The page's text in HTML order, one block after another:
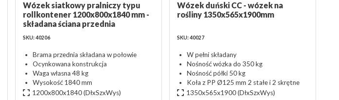
Wózek siatkowy pralniczy typu
rollkontener 1200x800x1840 mm -
składana ściana przednia
SKU: 40206
Brama przednia składana w połowie
Ocynkowana konstrukcja
Waga własna 48 kg
Wysokość 1840 mm
1200x800x1840(DłxSzxWys)
Wózek duński CC - wózek na
rośliny 1350x565x1900mm
SKU: 40027
W pełni składany
Nośność wózka do 350 kg
Nośność półki 50 kg
Koła z PP Ø125 mm 2 stałe i 2 skrętne
1350x565x1900(DłxSzxWys)